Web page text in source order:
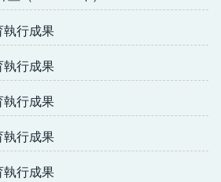
執行成果
執行成果
執行成果
執行成果
執行成果